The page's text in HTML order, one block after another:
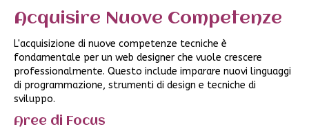
Acquisire Nuove Competenze
L'acquisizione di nuove competenze tecniche è
fondamentale per un web designer che vuole crescere
professionalmente. Questo include imparare nuovi linguaggi
di programmazione, strumenti di design e tecniche di
sviluppo.
Aree di Focus